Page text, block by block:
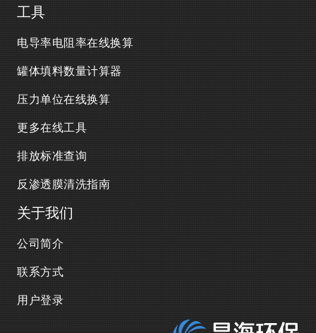
工具
电导率电阻率在线换算
罐体填料数量计算器
压力单位在线换算
更多在线工具
排放标准查询
反渗透膜清洗指南
关于我们
公司简介
联系方式
用户登录